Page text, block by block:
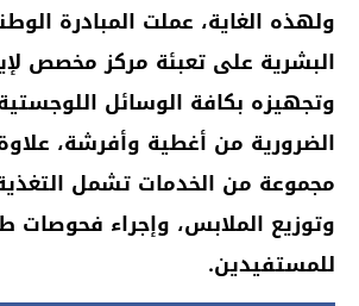
ولهذه الغاية، عملت المبادرة
البشرية على تعبئة مركز مخصص
وتجهيزه بكافة الوسائل
الضرورية من أغطية وأفرشة،
مجموعة من الخدمات تشمل
وتوزيع الملابس، وإجراء فحوصات
للمستفيدين.